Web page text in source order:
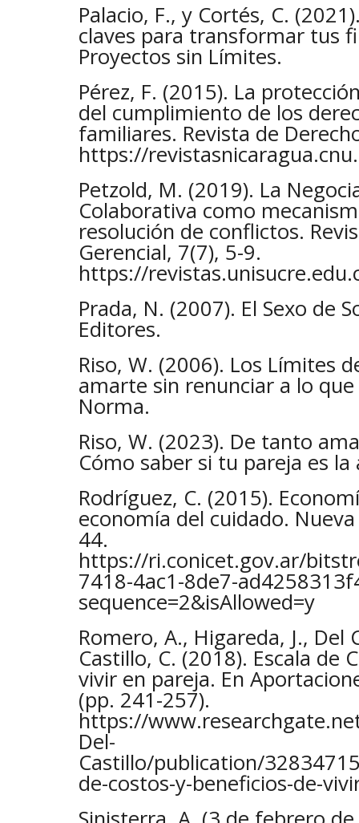
Palacio, F., y Cortés, C.
claves para transformar tus
Proyectos sin Límites.
Pérez, F. (2015). La
del cumplimiento de los
familiares. Revista de
https://
Petzold, M. (2019). La
Colaborativa como
resolución de conflictos.
Gerencial, 7(7), 5-9.
https://
Prada, N. (2007). El Sexo de
Editores.
Riso, W. (2006). Los Límites
amarte sin renunciar a lo
Norma.
Riso, W. (2023). De tanto
Cómo saber si tu pareja es la
Rodríguez, C. (2015).
economía del cuidado.
44.
https://ri.conicet.gov.ar/
7418-4ac1-8de7-
sequence=2&isAllowed=y
Romero, A., Higareda, J., Del
Castillo, C. (2018). Escala de
vivir en pareja. En
(pp. 241-257).
https://
Del-
Castillo/publication/
de-costos-y-beneficios-de-